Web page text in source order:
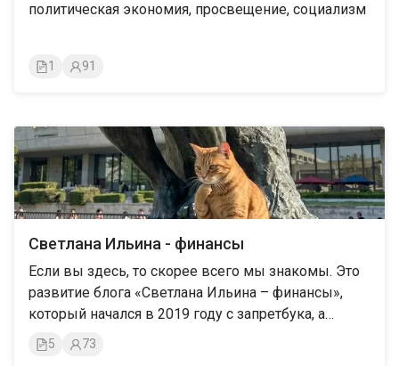
политическая экономия, просвещение, социализм
1 91
Светлана Ильина - финансы
Если вы здесь, то скорее всего мы знакомы. Это
развитие блога «Светлана Ильина – финансы»,
который начался в 2019 году с запретбука, а
сейчас существует на разных платформах. Здесь
не будет дублироваться информация из блога,
5 73